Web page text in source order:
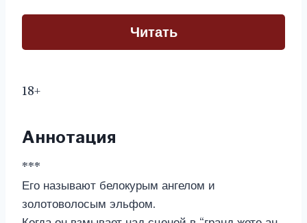
Читать
18+
Аннотация
***
Его называют белокурым ангелом и
золотоволосым эльфом.